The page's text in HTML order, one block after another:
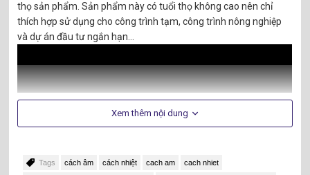
thọ sản phẩm. Sản phẩm này có tuổi thọ không cao nên chỉ
thích hợp sử dụng cho công trình tạm, công trình nông nghiệp
và dự án đầu tư ngắn hạn…
Xem thêm nội dung
Tags cách âm cách nhiệt cach am cach nhiet